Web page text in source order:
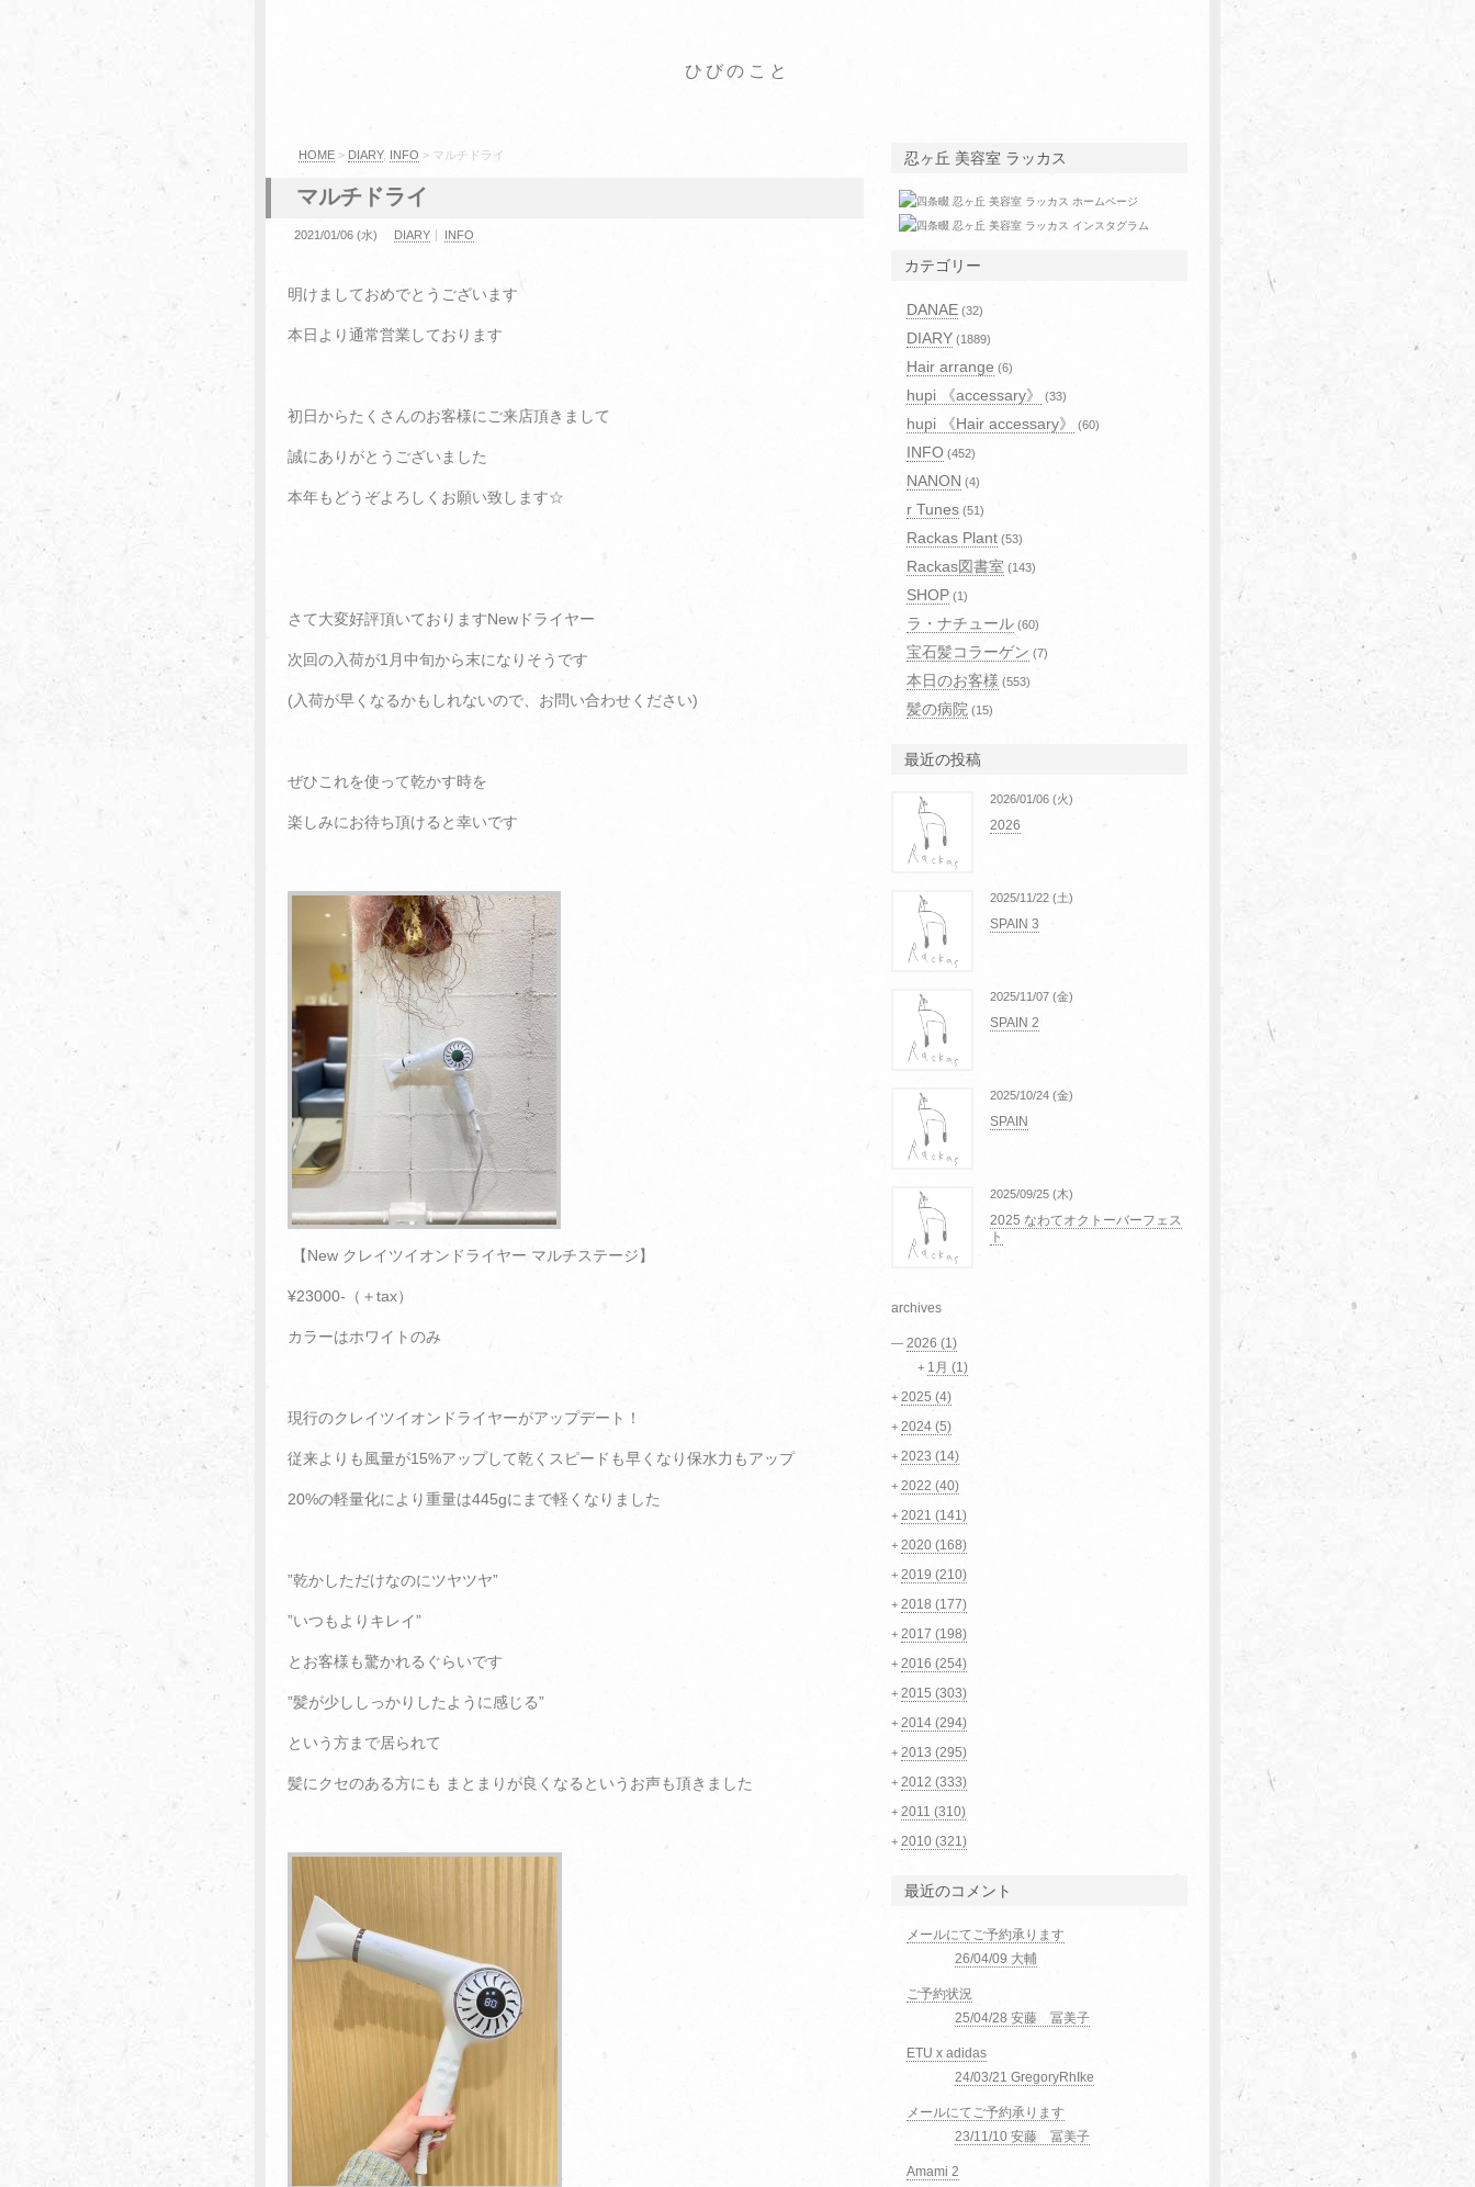
ひびのこと
HOME > DIARY, INFO > マルチドライ
マルチドライ
2021/01/06 (水) DIARY INFO
明けましておめでとうございます
本日より通常営業しております
初日からたくさんのお客様にご来店頂きまして
誠にありがとうございました
本年もどうぞよろしくお願い致します☆
さて大変好評頂いておりますNewドライヤー
次回の入荷が1月中旬から末になりそうです
(入荷が早くなるかもしれないので、お問い合わせください)
ぜひこれを使って乾かす時を
楽しみにお待ち頂けると幸いです
【New クレイツイオンドライヤー マルチステージ】
¥23000-（＋tax）
カラーはホワイトのみ
現行のクレイツイオンドライヤーがアップデート！
従来よりも風量が15%アップして乾くスピードも早くなり保水力もアップ
20%の軽量化により重量は445gにまで軽くなりました
”乾かしただけなのにツヤツヤ”
”いつもよりキレイ”
とお客様も驚かれるぐらいです
”髪が少ししっかりしたように感じる”
という方まで居られて
髪にクセのある方にも まとまりが良くなるというお声も頂きました
忍ヶ丘 美容室 ラッカス
カテゴリー
DANAE (32)
DIARY (1889)
Hair arrange (6)
hupi 《accessary》 (33)
hupi 《Hair accessary》 (60)
INFO (452)
NANON (4)
r Tunes (51)
Rackas Plant (53)
Rackas図書室 (143)
SHOP (1)
ラ・ナチュール (60)
宝石髪コラーゲン (7)
本日のお客様 (553)
髪の病院 (15)
最近の投稿
2026/01/06 (火)
2026
2025/11/22 (土)
SPAIN 3
2025/11/07 (金)
SPAIN 2
2025/10/24 (金)
SPAIN
2025/09/25 (木)
2025 なわてオクトーバーフェス
ト
archives
— 2026 (1)
+ 1月 (1)
+ 2025 (4)
+ 2024 (5)
+ 2023 (14)
+ 2022 (40)
+ 2021 (141)
+ 2020 (168)
+ 2019 (210)
+ 2018 (177)
+ 2017 (198)
+ 2016 (254)
+ 2015 (303)
+ 2014 (294)
+ 2013 (295)
+ 2012 (333)
+ 2011 (310)
+ 2010 (321)
最近のコメント
メールにてご予約承ります
26/04/09 大輔
ご予約状況
25/04/28 安藤 冨美子
ETU x adidas
24/03/21 GregoryRhIke
メールにてご予約承ります
23/11/10 安藤 冨美子
Amami 2